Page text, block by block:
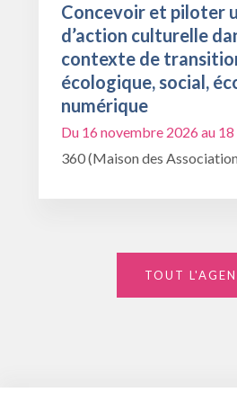
Concevoir et piloter
d’action culturelle
contexte de
écologique, social,
numérique
Du 16 novembre 2026 au
360 (Maison des
TOUT